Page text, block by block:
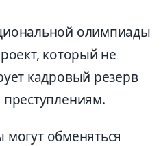
олимпиады
который не
кадровый резерв
могут обменяться